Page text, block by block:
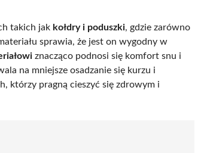
takich jak kołdry i poduszki, gdzie zarówno
sprawia, że jest on wygodny w
znacząco podnosi się komfort snu i
na mniejsze osadzanie się kurzu i
którzy pragną cieszyć się zdrowym i